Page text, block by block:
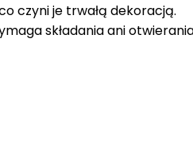
czyni je trwałą dekoracją.
składania ani